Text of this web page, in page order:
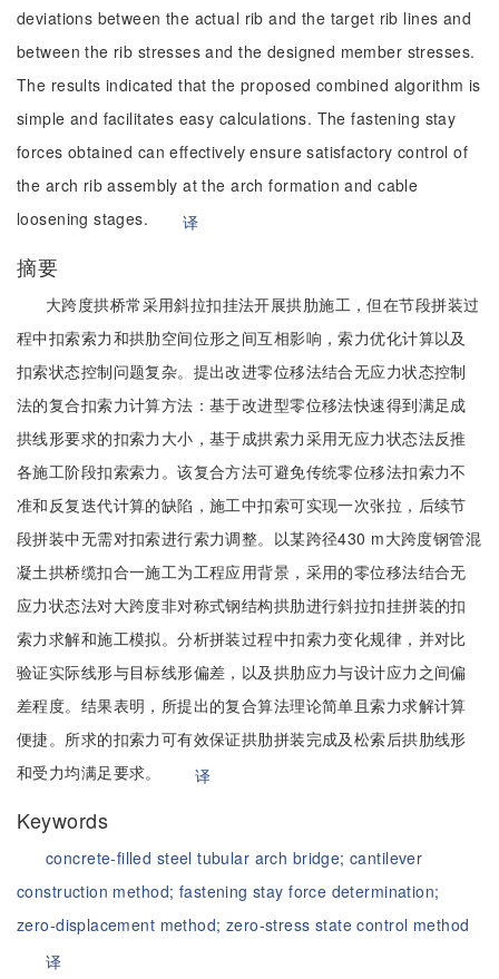
deviations between the actual rib and the target rib lines and
between the rib stresses and the designed member stresses.
The results indicated that the proposed combined algorithm is
simple and facilitates easy calculations. The fastening stay
forces obtained can effectively ensure satisfactory control of
the arch rib assembly at the arch formation and cable
loosening stages.
译
摘要
大跨度拱桥常采用斜拉扣挂法开展拱肋施工，但在节段拼装过
程中扣索索力和拱肋空间位形之间互相影响，索力优化计算以及
扣索状态控制问题复杂。提出改进零位移法结合无应力状态控制
法的复合扣索力计算方法：基于改进型零位移法快速得到满足成
拱线形要求的扣索力大小，基于成拱索力采用无应力状态法反推
各施工阶段扣索索力。该复合方法可避免传统零位移法扣索力不
准和反复迭代计算的缺陷，施工中扣索可实现一次张拉，后续节
段拼装中无需对扣索进行索力调整。以某跨径430 m大跨度钢管混
凝土拱桥缆扣合一施工为工程应用背景，采用的零位移法结合无
应力状态法对大跨度非对称式钢结构拱肋进行斜拉扣挂拼装的扣
索力求解和施工模拟。分析拼装过程中扣索力变化规律，并对比
验证实际线形与目标线形偏差，以及拱肋应力与设计应力之间偏
差程度。结果表明，所提出的复合算法理论简单且索力求解计算
便捷。所求的扣索力可有效保证拱肋拼装完成及松索后拱肋线形
和受力均满足要求。
译
Keywords
concrete-filled steel tubular arch bridge;cantilever
construction method; fastening stay force determination;
zero-displacement method; zero-stress state control method
译